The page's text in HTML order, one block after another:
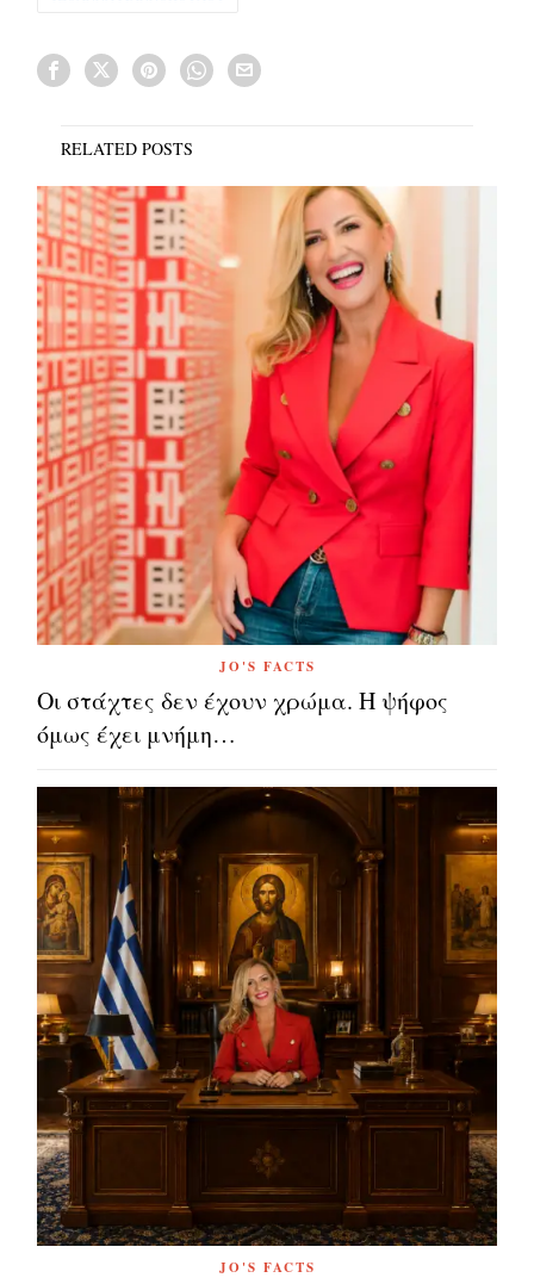
RELATED POSTS
JO'S FACTS
Οι στάχτες δεν έχουν χρώμα. Η ψήφος
όμως έχει μνήμη…
JO'S FACTS